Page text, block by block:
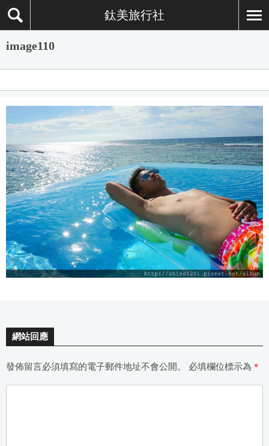
鈦美旅行社
image110
網站回應
發佈留言必須填寫的電子郵件地址不會公開。 必填欄位標示為 *